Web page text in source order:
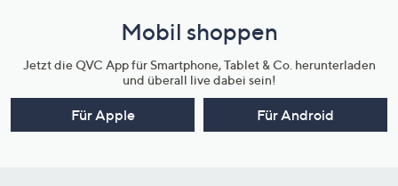
Mobil shoppen
Jetzt die QVC App für Smartphone, Tablet & Co. herunterladen
und überall live dabei sein!
Für Apple Für Android